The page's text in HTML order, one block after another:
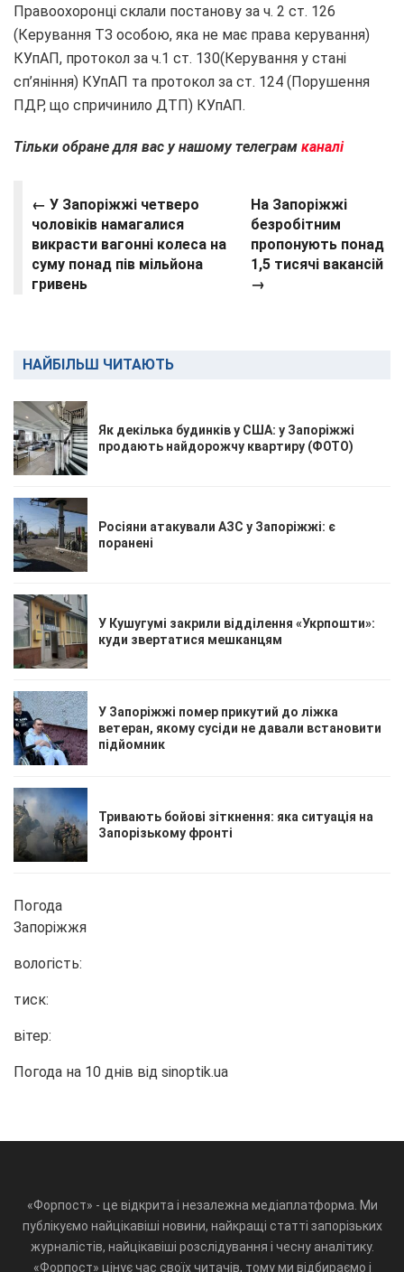
Правоохоронці склали постанову за ч. 2 ст. 126
(Керування ТЗ особою, яка не має права керування)
КУпАП, протокол за ч.1 ст. 130(Керування у стані
сп’яніння) КУпАП та протокол за ст. 124 (Порушення
ПДР, що спричинило ДТП) КУпАП.
Тільки обране для вас у нашому телеграм каналі
← У Запоріжжі четверо
чоловіків намагалися
викрасти вагонні колеса на
суму понад пів мільйона
гривень
На Запоріжжі
безробітним
пропонують понад
1,5 тисячі вакансій
→
НАЙБІЛЬШ ЧИТАЮТЬ
Як декілька будинків у США: у Запоріжжі
продають найдорожчу квартиру (ФОТО)
Росіяни атакували АЗС у Запоріжжі: є
поранені
У Кушугумі закрили відділення «Укрпошти»:
куди звертатися мешканцям
У Запоріжжі помер прикутий до ліжка
ветеран, якому сусіди не давали встановити
підйомник
Тривають бойові зіткнення: яка ситуація на
Запорізькому фронті
Погода
Запоріжжя
вологість:
тиск:
вітер:
Погода на 10 днів від sinoptik.ua
«Форпост» - це відкрита і незалежна медіаплатформа. Ми
публікуємо найцікавіші новини, найкращі статті запорізьких
журналістів, найцікавіші розслідування і чесну аналітику.
«Форпост» цінує час своїх читачів, тому ми відбираємо і